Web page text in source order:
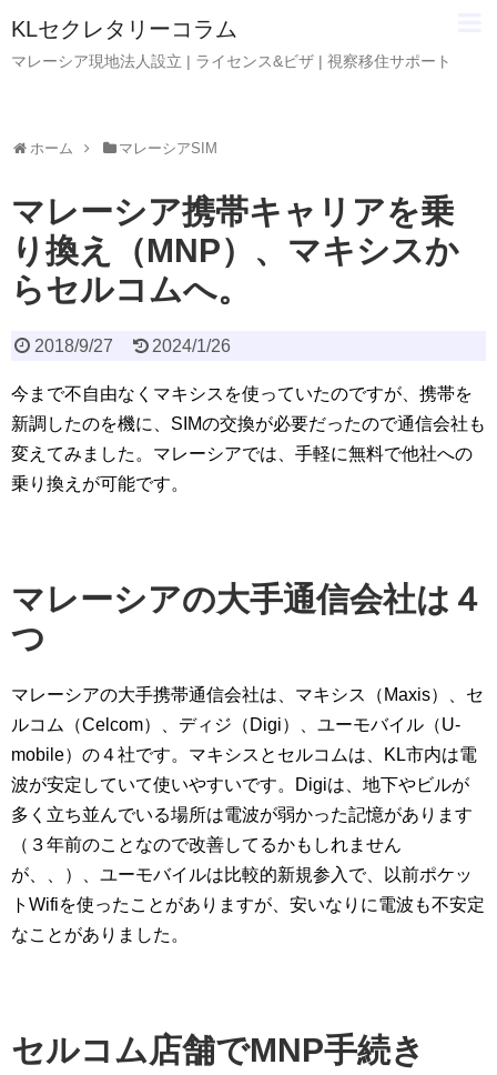
KLセクレタリーコラム
マレーシア現地法人設立 | ライセンス&ビザ | 視察移住サポート
ホーム マレーシアSIM
マレーシア携帯キャリアを乗
り換え（MNP）、マキシスか
らセルコムへ。
2018/9/27 2024/1/26
今まで不自由なくマキシスを使っていたのですが、携帯を
新調したのを機に、SIMの交換が必要だったので通信会社も
変えてみました。マレーシアでは、手軽に無料で他社への
乗り換えが可能です。
マレーシアの大手通信会社は４
つ
マレーシアの大手携帯通信会社は、マキシス（Maxis）、セ
ルコム（Celcom）、ディジ（Digi）、ユーモバイル（U-
mobile）の４社です。マキシスとセルコムは、KL市内は電
波が安定していて使いやすいです。Digiは、地下やビルが
多く立ち並んでいる場所は電波が弱かった記憶があります
（３年前のことなので改善してるかもしれません
が、、）、ユーモバイルは比較的新規参入で、以前ポケッ
トWifiを使ったことがありますが、安いなりに電波も不安定
なことがありました。
セルコム店舗でMNP手続き